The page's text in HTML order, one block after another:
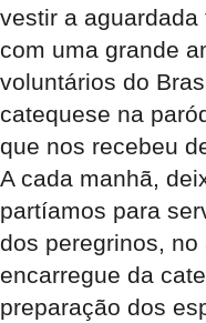
vestir a
com uma grande
voluntários do
catequese na
que nos recebeu
A cada manhã,
partíamos para
dos peregrinos,
encarregue da
preparação dos